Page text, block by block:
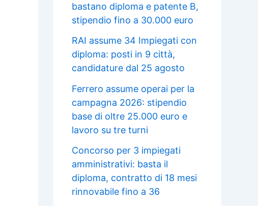
bastano diploma e patente B,
stipendio fino a 30.000 euro
RAI assume 34 Impiegati con
diploma: posti in 9 città,
candidature dal 25 agosto
Ferrero assume operai per la
campagna 2026: stipendio
base di oltre 25.000 euro e
lavoro su tre turni
Concorso per 3 impiegati
amministrativi: basta il
diploma, contratto di 18 mesi
rinnovabile fino a 36